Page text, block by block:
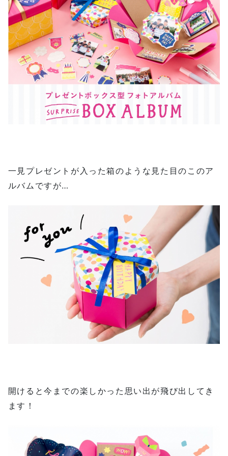
一見プレゼントが入った箱のような見た目のこのア
ルバムですが…
開けると今までの楽しかった思い出が飛び出してき
ます！